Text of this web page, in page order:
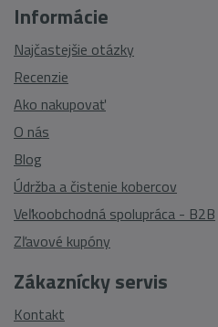
Zákaznícky servis
Kontakt
Informácie
Najčastejšie otázky
Recenzie
Ako nakupovať
O nás
Blog
Údržba a čistenie kobercov
Veľkoobchodná spolupráca - B2B
Zľavové kupóny